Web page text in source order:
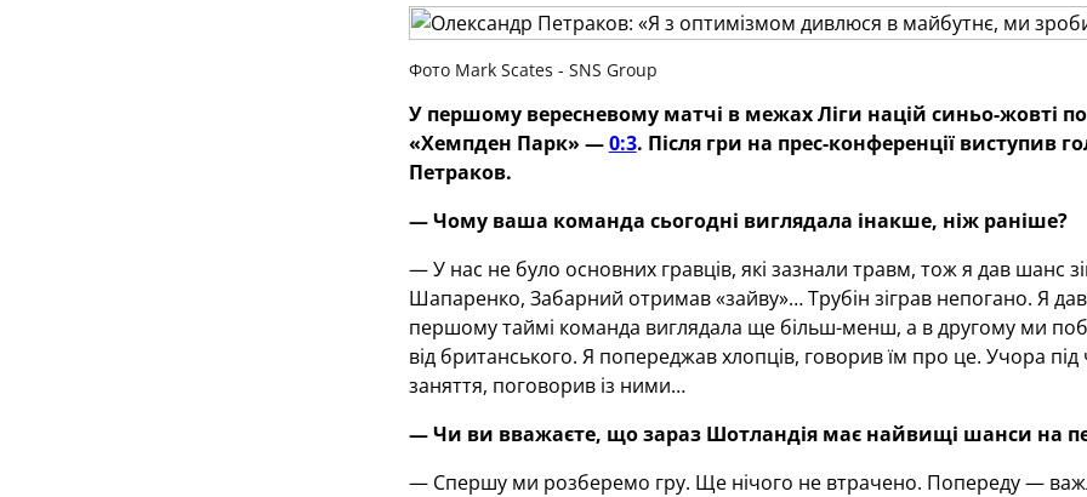
Фото Mark Scates - SNS Group
У першому вересневому матчі в межах Ліги націй синьо-жовті
«Хемпден Парк» —0:3. Після гри на прес-конференції виступив
Петраков.
— Чому ваша команда сьогодні виглядала інакше, ніж раніше?
— У нас не було основних гравців, які зазнали травм, тож я дав шанс
Шапаренко, Забарний отримав «зайву»… Трубін зіграв непогано. Я
першому таймі команда виглядала ще більш-менш, а в другому ми
від британського. Я попереджав хлопців, говорив їм про це. Учора
заняття, поговорив із ними…
— Чи ви вважаєте, що зараз Шотландія має найвищі шанси на
— Спершу ми розберемо гру. Ще нічого не втрачено. Попереду —